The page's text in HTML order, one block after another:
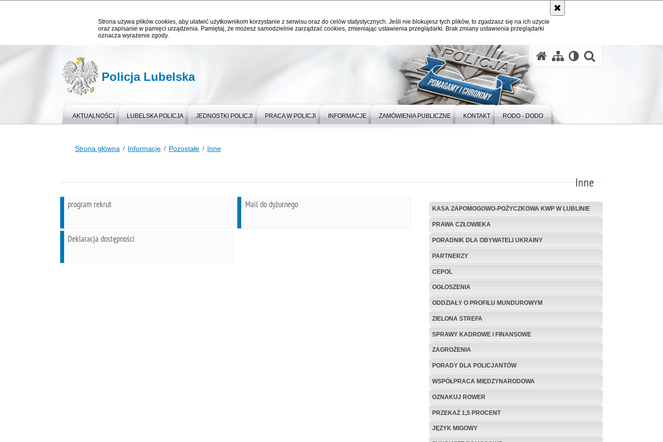
Strona używa plików cookies, aby ułatwić użytkownikom korzystanie z serwisu oraz do celów statystycznych. Jeśli nie blokujesz tych plików, to zgadzasz się na ich użycie
oraz zapisanie w pamięci urządzenia. Pamiętaj, że możesz samodzielnie zarządzać cookies, zmieniając ustawienia przeglądarki. Brak zmiany ustawienia przeglądarki
oznacza wyrażenie zgody.
Policja Lubelska
AKTUALNOŚCI LUBELSKA POLICJA JEDNOSTKI POLICJI PRACA W POLICJI INFORMACJE ZAMÓWIENIA PUBLICZNE KONTAKT RODO - DODO
Strona główna Informacje Pozostałe Inne
Inne
program rekrut Mail do dyżurnego
Deklaracja dostępności
KASA ZAPOMOGOWO-POŻYCZKOWA KWP W LUBLINIE
PRAWA CZŁOWIEKA
PORADNIK DLA OBYWATELI UKRAINY
PARTNERZY
CEPOL
OGŁOSZENIA
ODDZIAŁY O PROFILU MUNDUROWYM
ZIELONA STREFA
SPRAWY KADROWE I FINANSOWE
ZAGROŻENIA
PORADY DLA POLICJANTÓW
WSPÓŁPRACA MIĘDZYNARODOWA
OZNAKUJ ROWER
PRZEKAŻ 1,5 PROCENT
JĘZYK MIGOWY